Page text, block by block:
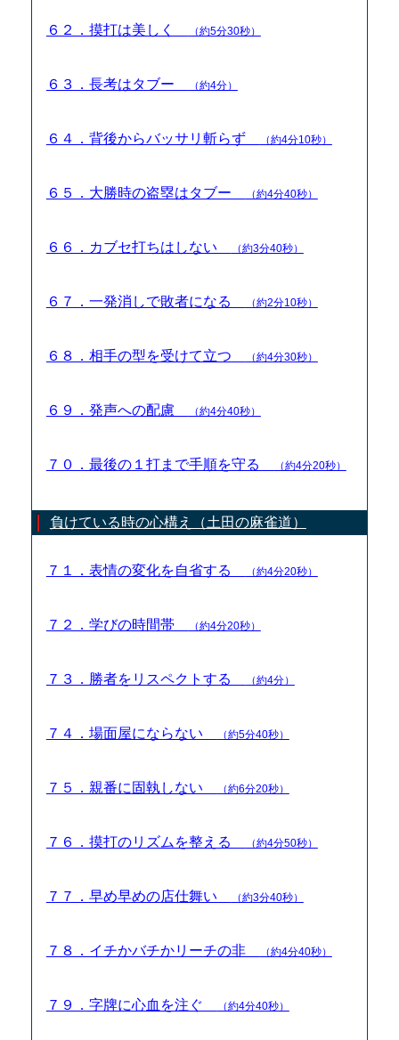
６２．摸打は美しく （約5分30秒）
６３．長考はタブー （約4分）
６４．背後からバッサリ斬らず （約4分10秒）
６５．大勝時の盗塁はタブー （約4分40秒）
６６．カブセ打ちはしない （約3分40秒）
６７．一発消しで敗者になる （約2分10秒）
６８．相手の型を受けて立つ （約4分30秒）
６９．発声への配慮 （約4分40秒）
７０．最後の１打まで手順を守る （約4分20秒）
負けている時の心構え（土田の麻雀道）
７１．表情の変化を自省する （約4分20秒）
７２．学びの時間帯 （約4分20秒）
７３．勝者をリスペクトする （約4分）
７４．場面屋にならない （約5分40秒）
７５．親番に固執しない （約6分20秒）
７６．摸打のリズムを整える （約4分50秒）
７７．早め早めの店仕舞い （約3分40秒）
７８．イチかバチかリーチの非 （約4分40秒）
７９．字牌に心血を注ぐ （約4分40秒）